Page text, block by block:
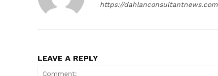
https://dahlanconsultantnews.com
LEAVE A REPLY